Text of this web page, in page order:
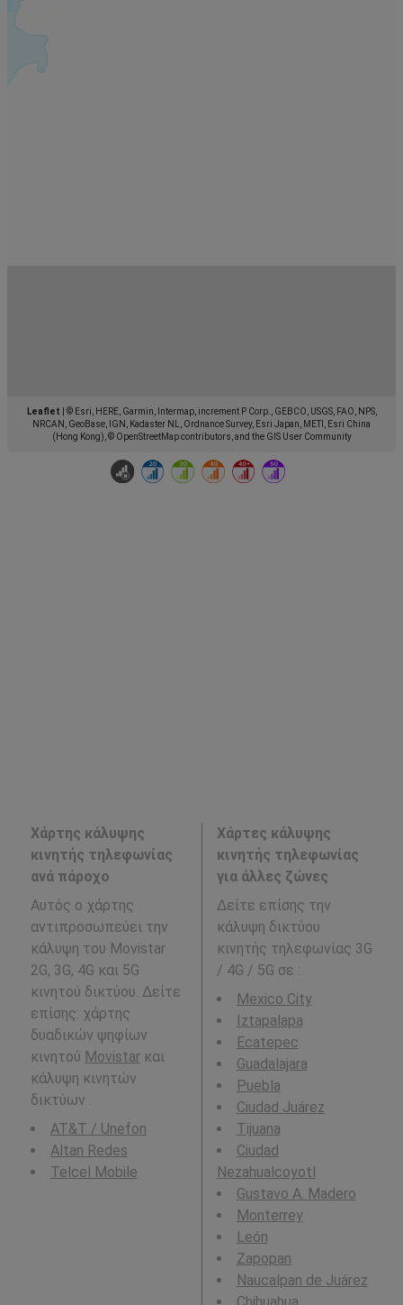
Leaflet
© Esri, HERE, Garmin, Intermap, increment P Corp., GEBCO, USGS, FAO, NPS,
NRCAN, GeoBase, IGN, Kadaster NL, Ordnance Survey, Esri Japan, METI, Esri China
(Hong Kong), © OpenStreetMap contributors, and the GIS User Community
Χάρτης κάλυψης
κινητής τηλεφωνίας
ανά πάροχο
Αυτός ο χάρτης
αντιπροσωπεύει την
κάλυψη του Movistar
2G, 3G, 4G και 5G
κινητού δικτύου. Δείτε
επίσης: χάρτης
δυαδικών ψηφίων
κινητού Movistarκαι
κάλυψη κινητών
δικτύων .
AT&T / Unefon
Altan Redes
Telcel Mobile
Χάρτες κάλυψης
κινητής τηλεφωνίας
για άλλες ζώνες
Δείτε επίσης την
κάλυψη δικτύου
κινητής τηλεφωνίας 3G
/ 4G / 5G σε :
Mexico City
Iztapalapa
Ecatepec
Guadalajara
Puebla
Ciudad Juárez
Tijuana
Ciudad
Nezahualcoyotl
Gustavo A. Madero
Monterrey
León
Zapopan
Naucalpan de Juárez